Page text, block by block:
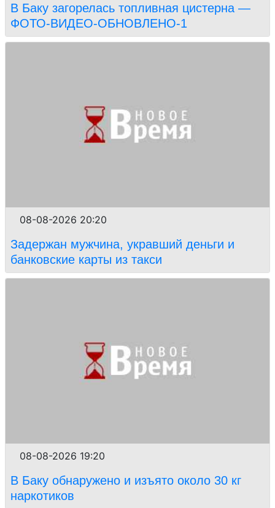
В Баку загорелась топливная цистерна —
ФОТО-ВИДЕО-ОБНОВЛЕНО-1
08-08-2026 20:20
Задержан мужчина, укравший деньги и
банковские карты из такси
08-08-2026 19:20
В Баку обнаружено и изъято около 30 кг
наркотиков